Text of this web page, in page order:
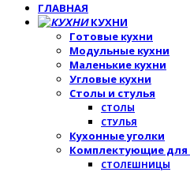
ГЛАВНАЯ
КУХНИ
Готовые кухни
Модульные кухни
Маленькие кухни
Угловые кухни
Столы и стулья
СТОЛЫ
СТУЛЬЯ
Кухонные уголки
Комплектующие для
СТОЛЕШНИЦЫ